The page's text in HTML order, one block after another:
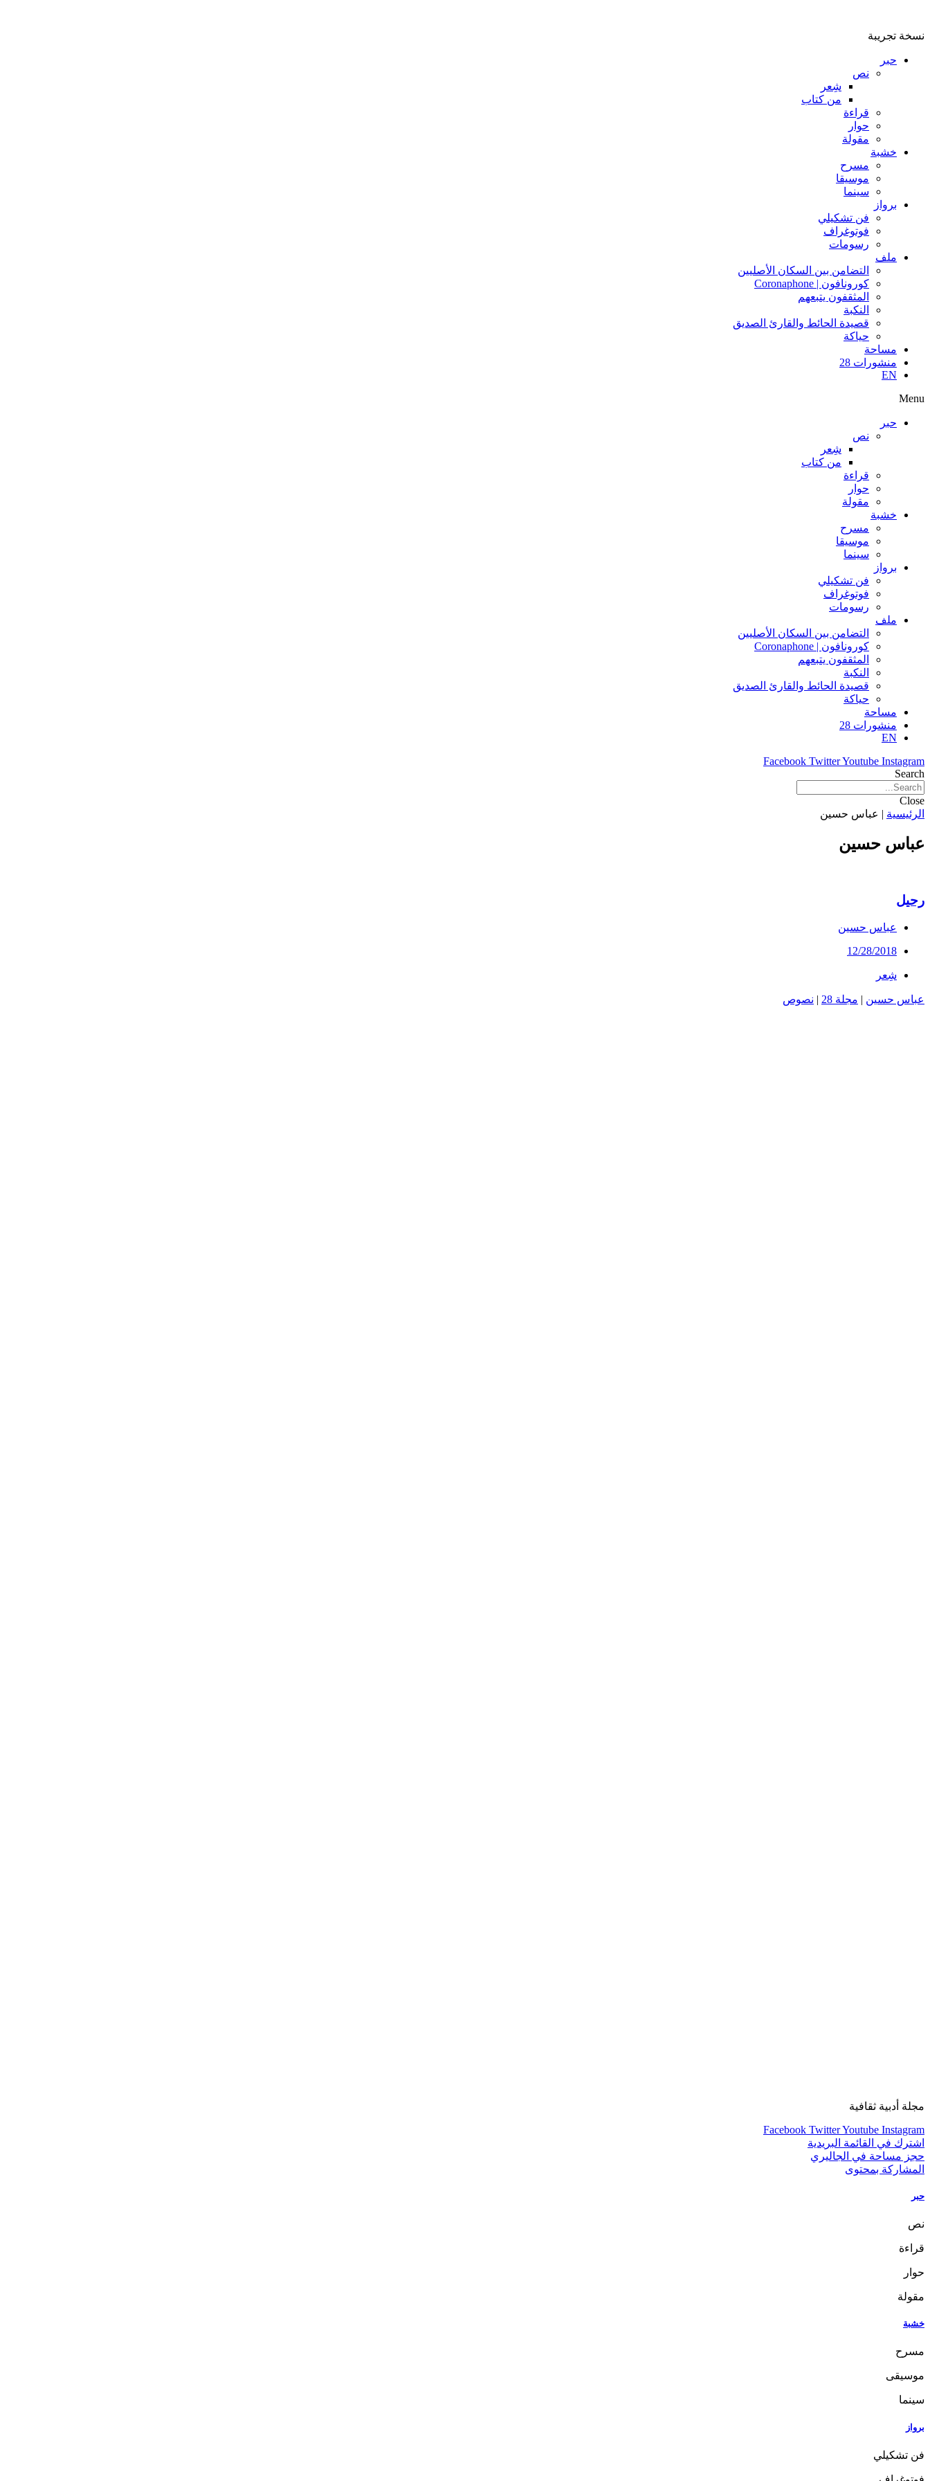
نسخة تجريبة
حبر
نص
شِعر
من كتاب
قراءة
حوار
مقولة
خشبة
مسرح
موسيقا
سينما
برواز
فن تشكيلي
فوتوغراف
رسومات
ملف
التضامن بين السكان الأصليين
كورونافون | Coronaphone
المثقفون يتبعهم
النكبة
قصيدة الحائط والقارئ الصديق
حياكة
مساحة
منشورات 28
EN
Menu
حبر
نص
شِعر
من كتاب
قراءة
حوار
مقولة
خشبة
مسرح
موسيقا
سينما
برواز
فن تشكيلي
فوتوغراف
رسومات
ملف
التضامن بين السكان الأصليين
كورونافون | Coronaphone
المثقفون يتبعهم
النكبة
قصيدة الحائط والقارئ الصديق
حياكة
مساحة
منشورات 28
EN
Facebook TwitterYoutube Instagram
Search
Close
الرئيسية | عباس حسين
عباس حسين
رحيل
عباس حسين
12/28/2018
شِعر
عباس حسين | مجلة 28 | نصوص
مجلة أدبية ثقافية
Facebook TwitterYoutube Instagram
اشترك في القائمة البريدية
حجز مساحة في الجاليري
المشاركة بمحتوى
حبر
نص
قراءة
حوار
مقولة
خشبة
مسرح
موسيقى
سينما
برواز
فن تشكيلي